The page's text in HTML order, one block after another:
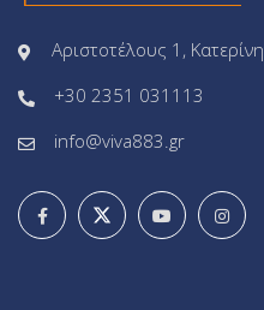
Αριστοτέλους 1, Κατερίνη
+30 2351 031113
info@viva883.gr